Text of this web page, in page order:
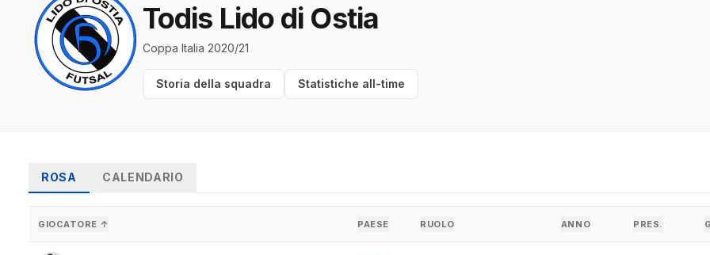
Todis Lido di Ostia
Coppa Italia 2020/21
Storia della squadra Statistiche all-time
ROSA CALENDARIO
GIOCATORE ↑ PAESE RUOLO ANNO PRES.